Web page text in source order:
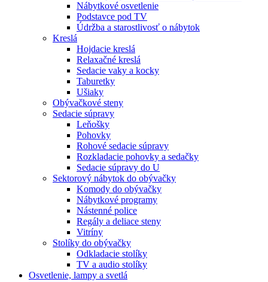
Nábytkové osvetlenie
Podstavce pod TV
Údržba a starostlivosť o nábytok
Kreslá
Hojdacie kreslá
Relaxačné kreslá
Sedacie vaky a kocky
Taburetky
Ušiaky
Obývačkové steny
Sedacie súpravy
Leňošky
Pohovky
Rohové sedacie súpravy
Rozkladacie pohovky a sedačky
Sedacie súpravy do U
Sektorový nábytok do obývačky
Komody do obývačky
Nábytkové programy
Nástenné police
Regály a deliace steny
Vitríny
Stolíky do obývačky
Odkladacie stolíky
TV a audio stolíky
Osvetlenie, lampy a svetlá